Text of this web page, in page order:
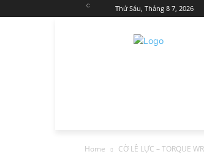
C Thứ Sáu, Tháng 8 7, 2026
Home CỜ LÊ LỰC – TORQUE